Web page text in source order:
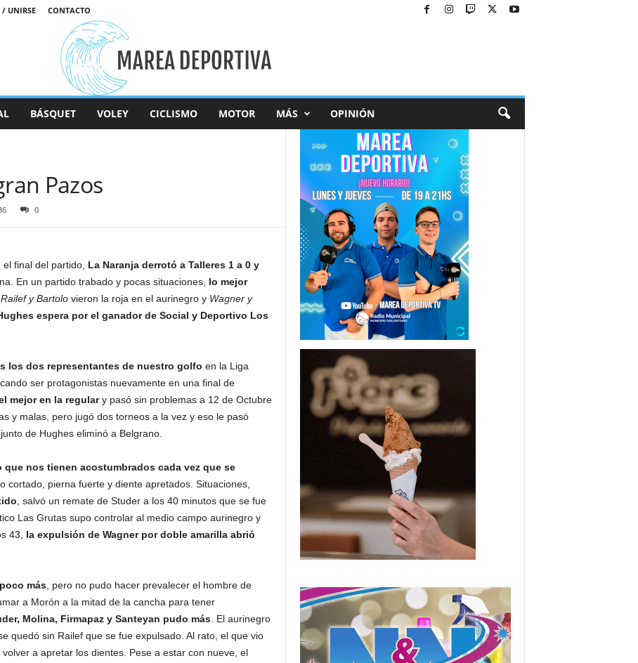
UNIRSE CONTACTO
BÁSQUET VOLEY CICLISMO MOTOR MÁS OPINIÓN
Pazos
0
final del partido, La Naranja derrotó a Talleres 1 a 0 y
En un partido trabado y pocas situaciones, lo mejor
Railef y Bartolovieron la roja en el aurinegro y Wagner y
espera por el ganador de Social y Deportivo Los
los dos representantes de nuestro golfo en la Liga
ser protagonistas nuevamente en una final de
mejor en la regulary pasó sin problemas a 12 de Octubre
y malas, pero jugó dos torneos a la vez y eso le pasó
de Hughes eliminó a Belgrano.
nos tienen acostumbrados cada vez que se
cortado, pierna fuerte y diente apretados. Situaciones,
, salvó un remate de Studer a los 40 minutos que se fue
Las Grutas supo controlar al medio campo aurinegro y
43, la expulsión de Wagner por doble amarilla abrió
más, pero no pudo hacer prevalecer el hombre de
a Morón a la mitad de la cancha para tener
Molina, Firmapaz y Santeyan pudo más. El aurinegro
quedó sin Railef que se fue expulsado. Al rato, el que vio
a apretar los dientes. Pese a estar con nueve, el